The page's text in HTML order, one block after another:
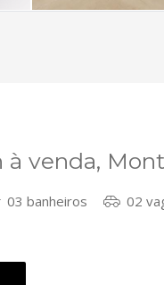
venda,
03 banheiros 02